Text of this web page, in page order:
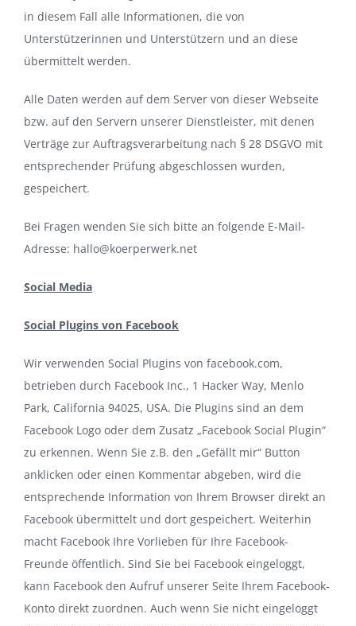
in diesem Fall alle Informationen, die von
Unterstützerinnen und Unterstützern und an diese
übermittelt werden.
Alle Daten werden auf dem Server von dieser Webseite
bzw. auf den Servern unserer Dienstleister, mit denen
Verträge zur Auftragsverarbeitung nach § 28 DSGVO mit
entsprechender Prüfung abgeschlossen wurden,
gespeichert.
Bei Fragen wenden Sie sich bitte an folgende E-Mail-
Adresse: hallo@koerperwerk.net
Social Media
Social Plugins von Facebook
Wir verwenden Social Plugins von facebook.com,
betrieben durch Facebook Inc., 1 Hacker Way, Menlo
Park, California 94025, USA. Die Plugins sind an dem
Facebook Logo oder dem Zusatz „Facebook Social Plugin“
zu erkennen. Wenn Sie z.B. den „Gefällt mir“ Button
anklicken oder einen Kommentar abgeben, wird die
entsprechende Information von Ihrem Browser direkt an
Facebook übermittelt und dort gespeichert. Weiterhin
macht Facebook Ihre Vorlieben für Ihre Facebook-
Freunde öffentlich. Sind Sie bei Facebook eingeloggt,
kann Facebook den Aufruf unserer Seite Ihrem Facebook-
Konto direkt zuordnen. Auch wenn Sie nicht eingeloggt